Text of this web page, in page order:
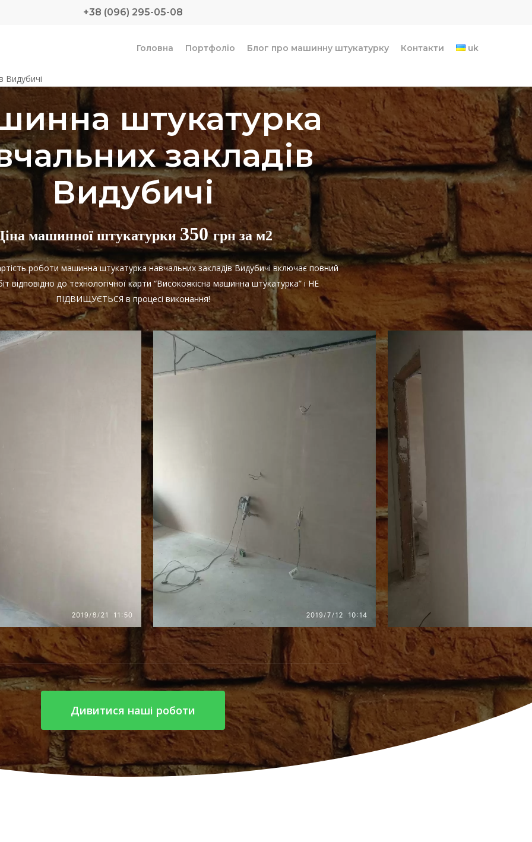
+38 (096) 295-05-08
Головна Портфоліо Блог про машинну штукатурку Контакти uk
Видубичі
штукатурка
закладів
Видубичі
машинної штукатурки350грн за м2
роботи машинна штукатурка навчальних закладів Видубичі включає повний
відповідно до технологічної карти “Високоякісна машинна штукатурка” і НЕ
ПІДВИЩУЄТЬСЯ в процесі виконання!
Дивитися наші роботи